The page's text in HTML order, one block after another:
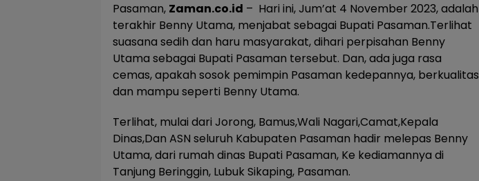
Pasaman, Zaman.co.id – Hari ini, Jum’at 4 November 2023, adalah
terakhir Benny Utama, menjabat sebagai Bupati Pasaman.Terlihat
suasana sedih dan haru masyarakat, dihari perpisahan Benny
Utama sebagai Bupati Pasaman tersebut. Dan, ada juga rasa
cemas, apakah sosok pemimpin Pasaman kedepannya, berkualitas
dan mampu seperti Benny Utama.
Terlihat, mulai dari Jorong, Bamus,Wali Nagari,Camat,Kepala
Dinas,Dan ASN seluruh Kabupaten Pasaman hadir melepas Benny
Utama, dari rumah dinas Bupati Pasaman, Ke kediamannya di
Tanjung Beringgin, Lubuk Sikaping, Pasaman.